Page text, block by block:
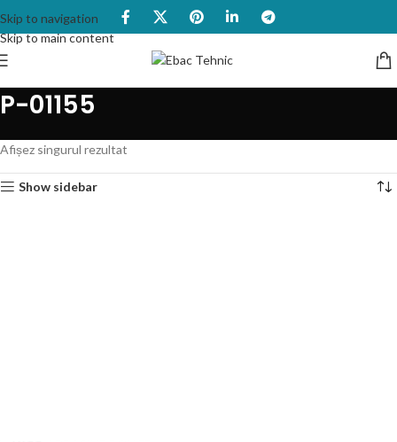
Skip to navigation
Skip to main content
P-01155
Afișez singurul rezultat
Show sidebar